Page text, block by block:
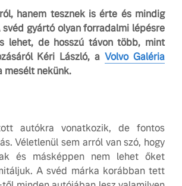
hanem tesznek is érte és mindig
gyártó olyan forradalmi lépésre
lehet, de hosszú távon több, mint
Kéri László, aVolvo Galéria
nekünk.
autókra vonatkozik, de fontos
Véletlenül sem arról van szó, hogy
és másképpen nem lehet őket
A svéd márka korábban tett
Milliók számára lett
elérhető a Volvo Car
UX élmény
Az új Volvo EX60 új